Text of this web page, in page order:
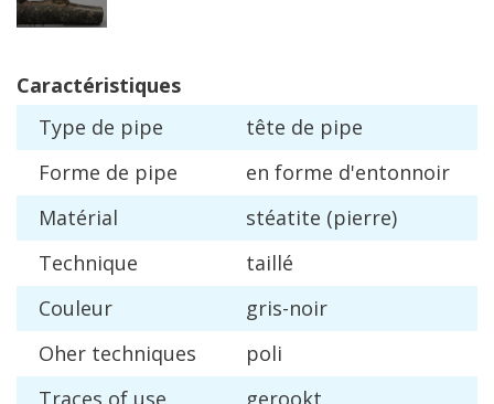
Caractéristiques
Type de pipe tête de pipe
Forme de pipe en forme d'entonnoir
Matérial stéatite (pierre)
Technique
taillé
Couleur
gris-noir
Oher techniques
poli
Traces of use gerookt